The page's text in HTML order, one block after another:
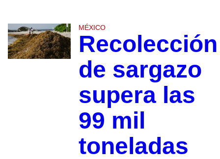
MÉXICO
Recolección
de sargazo
supera las
99 mil
toneladas